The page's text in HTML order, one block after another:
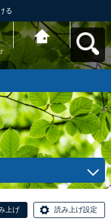
る
あだち協働パートナ
ーサイトへ戻る
上げ 読み上げ設定